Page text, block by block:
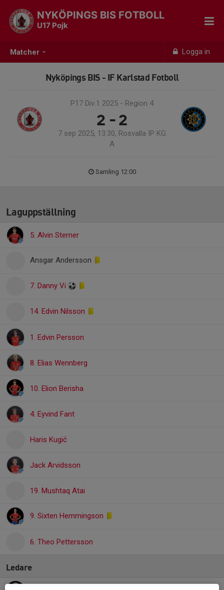
Matcher Logga in
NYKÖPINGS BIS FOTBOLL
U17 Pojk
Nyköpings BIS - IF Karlstad Fotboll
P17 Div.1 2025 - Region 4
2 - 2
7 sep 2025, 13:30, Rosvalla IP KG
A
Samling 12:00
Laguppställning
5. Alvin Sterner
Ansgar Andersson
7. Danny Vi
14. Edvin Nilsson
1. Edvin Persson
8. Elias Wennberg
10. Elion Berisha
4. Eyvind Fant
Haris Kugić
Jack Arvidsson
19. Mushtaq Atai
9. Sixten Hemmingson
6. Theo Pettersson
Ledare